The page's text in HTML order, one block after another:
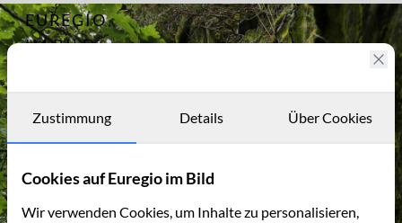
EUREGIO
IM BILD
Archiv
Kontakt
Archiv 12591
Zustimmung Details Über Cookies
Cookies auf Euregio im Bild
Wir verwenden Cookies, um Inhalte zu personalisieren,